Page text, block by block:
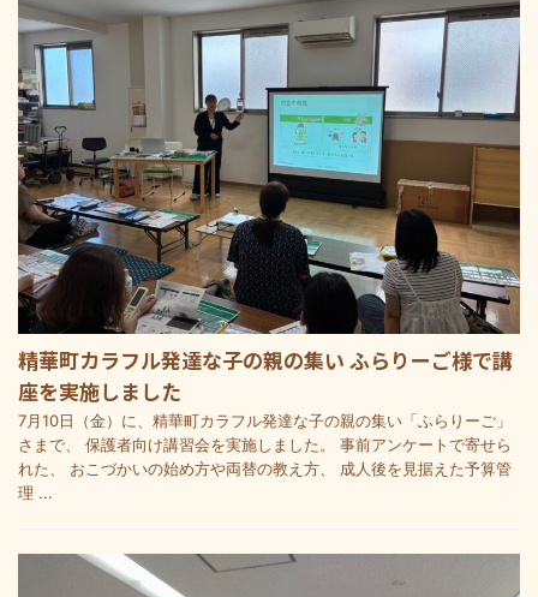
精華町カラフル発達な子の親の集い ふらりーご様で講
座を実施しました
7月10日（金）に、精華町カラフル発達な子の親の集い「ふらりーご」
さまで、 保護者向け講習会を実施しました。 事前アンケートで寄せら
れた、 おこづかいの始め方や両替の教え方、 成人後を見据えた予算管
理 ...